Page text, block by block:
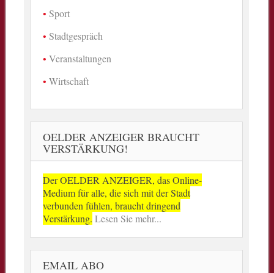
Sport
Stadtgespräch
Veranstaltungen
Wirtschaft
OELDER ANZEIGER BRAUCHT
VERSTÄRKUNG!
Der OELDER ANZEIGER, das Online-
Medium für alle, die sich mit der Stadt
verbunden fühlen, braucht dringend
Verstärkung. Lesen Sie mehr...
EMAIL ABO